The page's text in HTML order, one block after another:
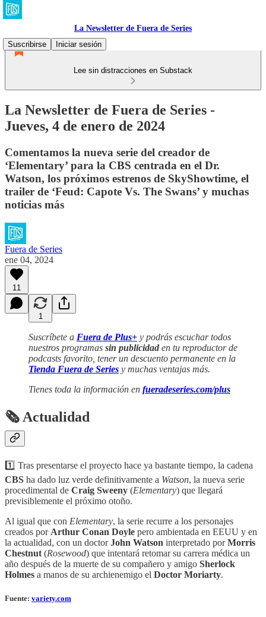
La Newsletter de Fuera de Series
Suscribirse
Iniciar sesión
Lee sin distracciones en Substack
La Newsletter de Fuera de Series -
Jueves, 4 de enero de 2024
Comentamos la nueva serie del creador de
‘Elementary’ para la CBS centrada en el Dr.
Watson, los próximos estrenos de SkyShowtime, el
trailer de ‘Feud: Capote Vs. The Swans’ y muchas
noticias más
Fuera de Series
ene 04, 2024
11
1
Suscríbete a Fuera de Plus+ y podrás escuchar todos
nuestros programas sin publicidad en tu reproductor de
podcasts favorito, tener un descuento permanente en la
Tienda Fuera de Series y muchas ventajas más.
Tienes toda la información en fueradeseries.com/plus
🗞 Actualidad
1️⃣ Tras presentarse el proyecto hace ya bastante tiempo, la cadena
CBS ha dado luz verde definitivamente a Watson, la nueva serie
procedimental de Craig Sweeny (Elementary) que llegará
previsiblemente el próximo otoño.
Al igual que con Elementary, la serie recurre a los personajes
creados por Arthur Conan Doyle pero ambientada en EEUU y en
la actualidad, con un doctorJohn Watson interpretado porMorris
Chestnut (Rosewood) que intentará retomar su carrera médica un
año después de la muerte de su compañero y amigo Sherlock
Holmes a manos de su archienemigo el Doctor Moriarty.
Fuente: variety.com